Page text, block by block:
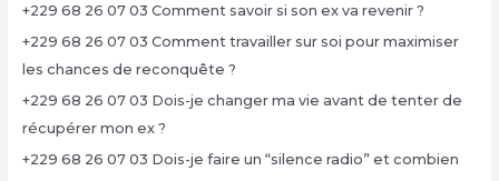
+229 68 26 07 03 Comment savoir si son ex va revenir ?
+229 68 26 07 03 Comment travailler sur soi pour maximiser
les chances de reconquête ?
+229 68 26 07 03 Dois-je changer ma vie avant de tenter de
récupérer mon ex ?
+229 68 26 07 03 Dois-je faire un “silence radio” et combien